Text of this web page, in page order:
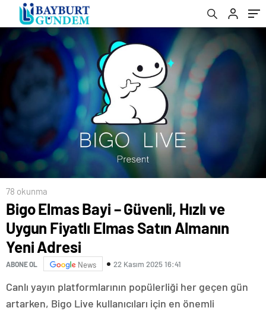
78 okunma
Bigo Elmas Bayi – Güvenli, Hızlı ve
Uygun Fiyatlı Elmas Satın Almanın
Yeni Adresi
ABONE OL News 22 Kasım 2025 16:41
Canlı yayın platformlarının popülerliği her geçen gün
artarken, Bigo Live kullanıcıları için en önemli